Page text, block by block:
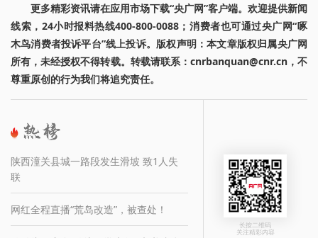
更多精彩资讯请在应用市场下载“央广网”客户端。欢迎提供新闻
线索，24小时报料热线400-800-0088；消费者也可通过央广网“啄
木鸟消费者投诉平台”线上投诉。版权声明：本文章版权归属央广网
所有，未经授权不得转载。转载请联系：cnrbanquan@cnr.cn，不
尊重原创的行为我们将追究责任。
陕西潼关县城一路段发生滑坡 致1人失
联
网红全程直播“荒岛改造”，被查处！
长按二维码
关注精彩内容